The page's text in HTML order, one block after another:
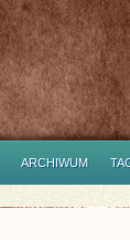
ARCHIWUM